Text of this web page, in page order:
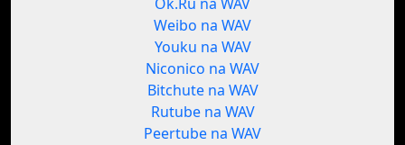
Weibo na WAV
Youku na WAV
Niconico na WAV
Bitchute na WAV
Rutube na WAV
Peertube na WAV